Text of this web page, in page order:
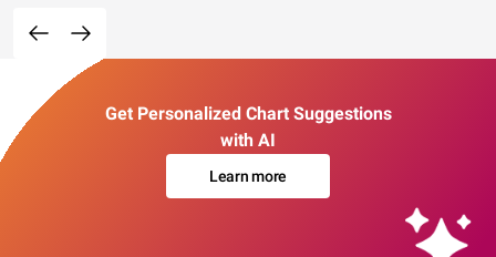
Get Personalized Chart Suggestions
with AI
Learn more